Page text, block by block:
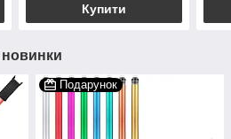
Купити
новинки
Подарунок